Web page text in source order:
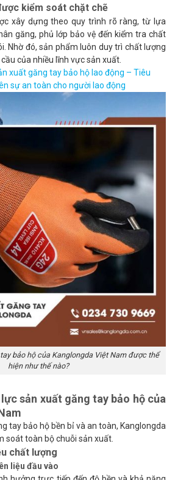
kiểm soát chặt chẽ
xây dựng theo quy trình rõ ràng, từ lựa
găng, phủ lớp bảo vệ đến kiểm tra chất
Nhờ đó, sản phẩm luôn duy trì chất lượng
của nhiều lĩnh vực sản xuất.
xuất găng tay bảo hộ lao động – Tiêu
sự an toàn cho người lao động
bảo hộ của Kanglongda Việt Nam được thể
hiện như thế nào?
sản xuất găng tay bảo hộ của
tay bảo hộ bền bỉ và an toàn, Kanglongda
soát toàn bộ chuỗi sản xuất.
chất lượng
liệu đầu vào